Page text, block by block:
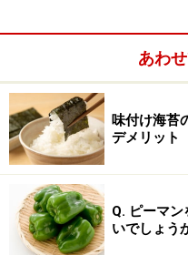
今回は、食べないリス
どうつきあうのがよいの
あわ
味付け海苔
デメリット
Q. ピーマ
いでしょう